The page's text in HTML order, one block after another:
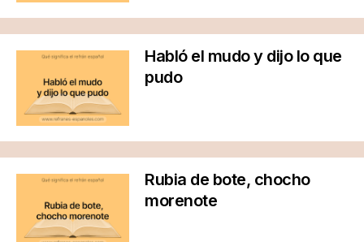
Habló el mudo y dijo lo que
pudo
Rubia de bote, chocho
morenote